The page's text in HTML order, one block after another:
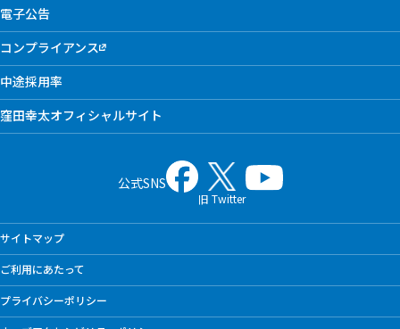
電子公告
コンプライアンス
中途採用率
窪田幸太オフィシャルサイト
公式SNS
旧 Twitter
サイトマップ
ご利用にあたって
プライバシーポリシー